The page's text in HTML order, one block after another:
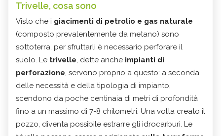
Trivelle, cosa sono
Visto che i giacimenti di petrolio e gas naturale
(composto prevalentemente da metano) sono
sottoterra, per sfruttarli è necessario perforare il
suolo. Le trivelle, dette anche impianti di
perforazione, servono proprio a questo: a seconda
delle necessità e della tipologia di impianto,
scendono da poche centinaia di metri di profondità
fino a un massimo di 7-8 chilometri. Una volta creato il
pozzo, diventa possibile estrarre gli idrocarburi. Le